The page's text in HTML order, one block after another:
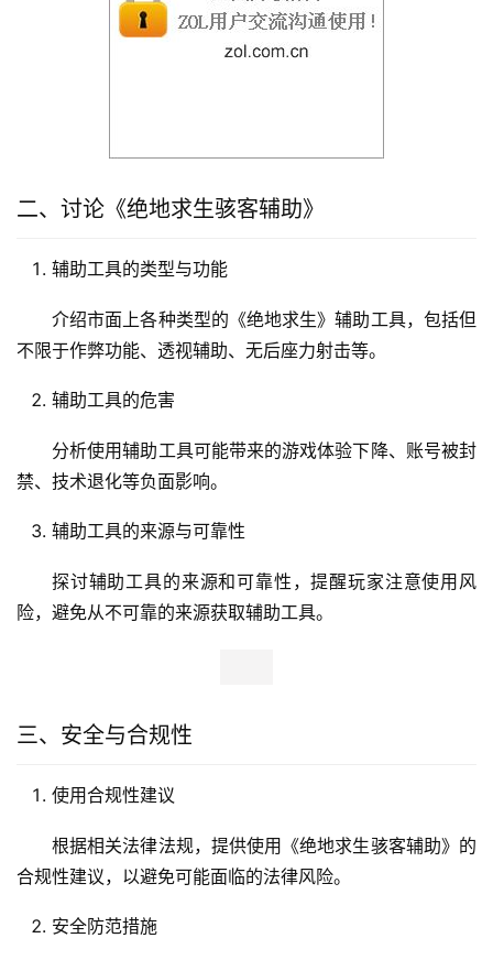
二、讨论《绝地求生骇客辅助》
辅助工具的类型与功能
介绍市面上各种类型的《绝地求生》辅助工具，包括但
不限于作弊功能、透视辅助、无后座力射击等。
辅助工具的危害
分析使用辅助工具可能带来的游戏体验下降、账号被封
禁、技术退化等负面影响。
辅助工具的来源与可靠性
探讨辅助工具的来源和可靠性，提醒玩家注意使用风
险，避免从不可靠的来源获取辅助工具。
三、安全与合规性
使用合规性建议
根据相关法律法规，提供使用《绝地求生骇客辅助》的
合规性建议，以避免可能面临的法律风险。
安全防范措施